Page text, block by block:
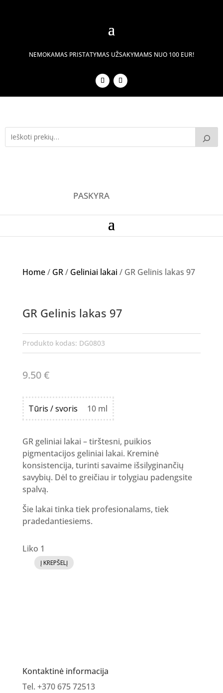
NEMOKAMAS PRISTATYMAS UŽSAKYMAMS NUO 100 EUR!
PASKYRA
Home/ GR/ Geliniai lakai / GR Gelinis lakas 97
GR Gelinis lakas 97
Produkto kodas: DG0803
9.50€
Tūris / svoris 10 ml
GR geliniai lakai – tirštesni, puikios
pigmentacijos geliniai lakai. Kreminė
konsistencija, turinti savaime išsilyginančių
savybių. Dėl to greičiau ir tolygiau padengsite
spalvą.
Šie lakai tinka tiek profesionalams, tiek
pradedantiesiems.
Liko 1
produkto
Į KREPŠELĮ
Kontaktinė informacija
Tel. +370 675 72513